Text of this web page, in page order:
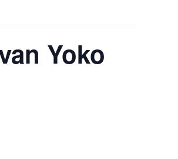
Yoko